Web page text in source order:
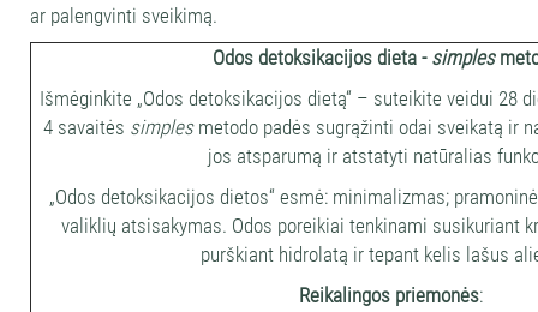
ar palengvinti sveikimą.
Odos detoksikacijos dieta - simples
Išmėginkite „Odos detoksikacijos dietą“ – suteikite veidui 28
4 savaitės simplesmetodo padės sugrąžinti odai sveikatą ir
jos atsparumą ir atstatyti natūralias
„Odos detoksikacijos dietos“ esmė: minimalizmas;
valiklių atsisakymas. Odos poreikiai tenkinami susikuriant
purškiant hidrolatą ir tepant kelis lašus
Reikalingos priemonės: